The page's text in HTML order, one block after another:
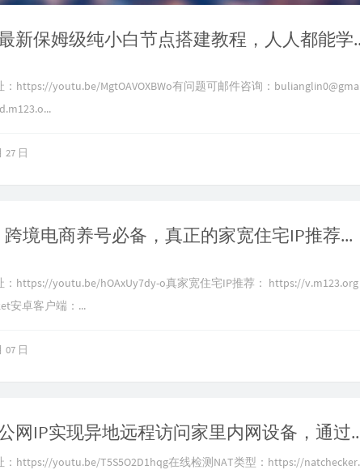
【零基础】2026最新保姆级纯小白节点搭建教程，人人都
https://youtu.be/MgtOAVOXBWo有问题可邮件咨询：
27 日
tiktok直播运营、跨境电商养号必备，真正的家宽住宅IP推荐，直接跑到当地拉宽带的高质量住宅IP，杜绝IP质量问题导致限流、风控、降权，通过链式代理、二级代理复活住宅ip
https://youtu.be/hOAxUy7dy-o真家宽住宅IP推荐： https://v.m123.org
安卓客户端：...
07 日
【全网最细】无公网IP实现异地远程访问家里内网设备，通过stun打洞穿透运营商
https://youtu.be/T5S5O2D1hqg在线检测NAT类型：https://